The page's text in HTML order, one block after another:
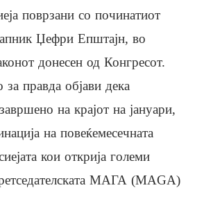
поврзани со починатиот
Џефри Епштајн, во
донесен од Конгресот.
правда објави дека
на крајот на јануари,
на повеќемесечната
кои открија големи
МАГА (MAGA)